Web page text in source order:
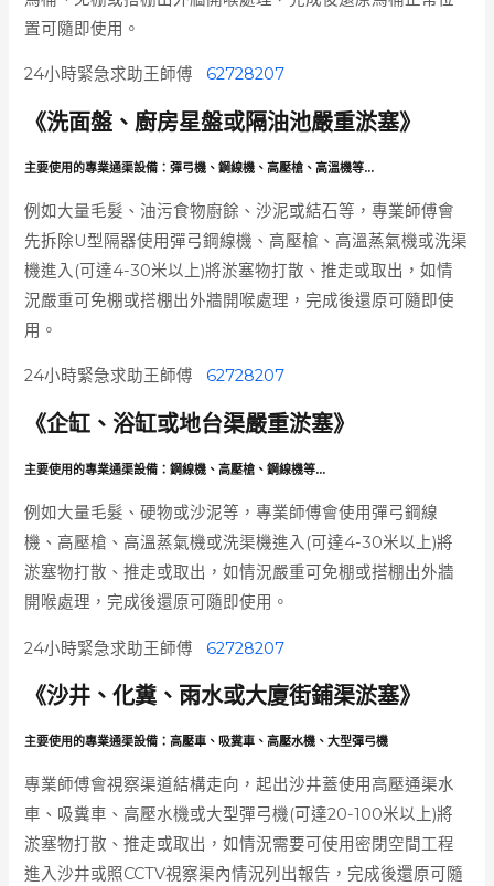
置可隨即使用。
24小時緊急求助王師傅 62728207
《洗面盤、廚房星盤或隔油池嚴重淤塞》
主要使用的專業通渠設備：彈弓機、鋼線機、高壓槍、高溫機等…
例如大量毛髮、油污食物廚餘、沙泥或結石等，專業師傅會
先拆除U型隔器使用彈弓鋼線機、高壓槍、高溫蒸氣機或洗渠
機進入(可達4-30米以上)將淤塞物打散、推走或取出，如情
況嚴重可免棚或搭棚出外牆開喉處理，完成後還原可隨即使
用。
24小時緊急求助王師傅 62728207
《企缸、浴缸或地台渠嚴重淤塞》
主要使用的專業通渠設備：鋼線機、高壓槍、鋼線機等…
例如大量毛髮、硬物或沙泥等，專業師傅會使用彈弓鋼線
機、高壓槍、高溫蒸氣機或洗渠機進入(可達4-30米以上)將
淤塞物打散、推走或取出，如情況嚴重可免棚或搭棚出外牆
開喉處理，完成後還原可隨即使用。
24小時緊急求助王師傅 62728207
《沙井、化糞、雨水或大廈街鋪渠淤塞》
主要使用的專業通渠設備：高壓車、吸糞車、高壓水機、大型彈弓機
專業師傅會視察渠道結構走向，起出沙井蓋使用高壓通渠水
車、吸糞車、高壓水機或大型彈弓機(可達20-100米以上)將
淤塞物打散、推走或取出，如情況需要可使用密閉空間工程
進入沙井或照CCTV視察渠內情況列出報告，完成後還原可隨